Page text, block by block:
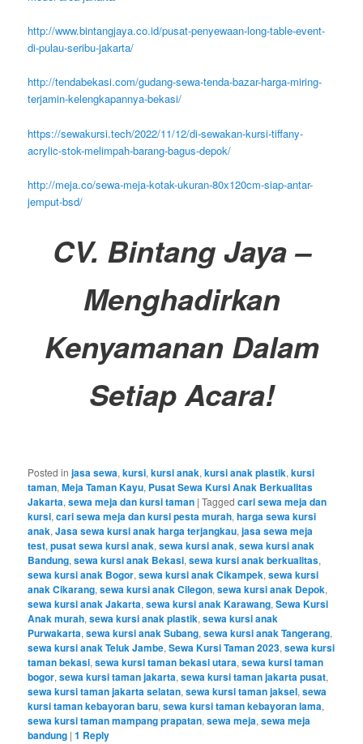
http://www.bintangjaya.co.id/pusat-penyewaan-long-table-event-
di-pulau-seribu-jakarta/
http://tendabekasi.com/gudang-sewa-tenda-bazar-harga-miring-
terjamin-kelengkapannya-bekasi/
https://sewakursi.tech/2022/11/12/di-sewakan-kursi-tiffany-
acrylic-stok-melimpah-barang-bagus-depok/
http://meja.co/sewa-meja-kotak-ukuran-80x120cm-siap-antar-
jemput-bsd/
CV. Bintang Jaya –
Menghadirkan
Kenyamanan Dalam
Setiap Acara!
Posted in jasa sewa,kursi,kursi anak,kursi anak plastik,kursi
taman,Meja Taman Kayu, Pusat Sewa Kursi Anak Berkualitas
Jakarta,sewa meja dan kursi taman |Tagged cari sewa meja dan
kursi,cari sewa meja dan kursi pesta murah,harga sewa kursi
anak,Jasa sewa kursi anak harga terjangkau,jasa sewa meja
test,pusat sewa kursi anak,sewa kursi anak,sewa kursi anak
Bandung,sewa kursi anak Bekasi,sewa kursi anak berkualitas,
sewa kursi anak Bogor,sewa kursi anak Cikampek,sewa kursi
anak Cikarang,sewa kursi anak Cilegon,sewa kursi anak Depok,
sewa kursi anak Jakarta,sewa kursi anak Karawang,Sewa Kursi
Anak murah,sewa kursi anak plastik,sewa kursi anak
Purwakarta,sewa kursi anak Subang,sewa kursi anak Tangerang,
sewa kursi anak Teluk Jambe,Sewa Kursi Taman 2023,sewa kursi
taman bekasi,sewa kursi taman bekasi utara,sewa kursi taman
bogor,sewa kursi taman jakarta,sewa kursi taman jakarta pusat,
sewa kursi taman jakarta selatan,sewa kursi taman jaksel,sewa
kursi taman kebayoran baru,sewa kursi taman kebayoran lama,
sewa kursi taman mampang prapatan,sewa meja,sewa meja
bandung |1 Reply